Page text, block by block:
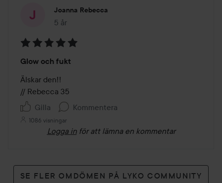
Joanna Rebecca
5 år
Inlägget skapades 5 år
5
av
5
Glow och fukt
Älskar den!!
// Rebecca 35
Gilla
Kommentera
1086 visningar
Logga in för att lämna en kommentar
SE FLER OMDÖMEN PÅ LYKO COMMUNITY